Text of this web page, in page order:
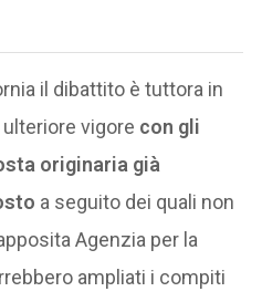
il dibattito è tuttora in
vigore con gli
originaria già
a seguito dei quali non
Agenzia per la
ampliati i compiti